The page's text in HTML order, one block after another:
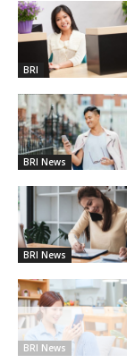
BRI
BRI News
BRI News
BRI News